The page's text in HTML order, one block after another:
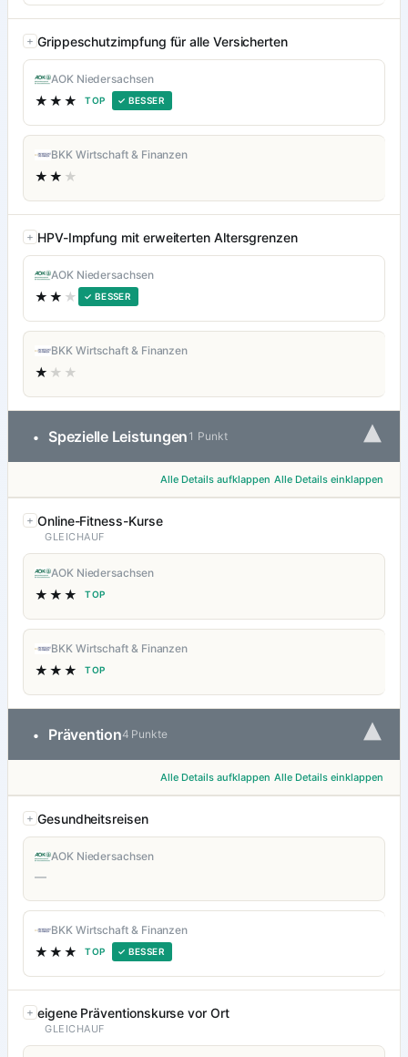
Grippeschutzimpfung für alle Versicherten
AOK Niedersachsen
★★★ TOP ✓ BESSER
BKK Wirtschaft & Finanzen
★★ ★
HPV-Impfung mit erweiterten Altersgrenzen
AOK Niedersachsen
★★ ★ ✓ BESSER
BKK Wirtschaft & Finanzen
★ ★★
• Spezielle Leistungen 1 Punkt ▾
Alle Details aufklappen Alle Details einklappen
Online-Fitness-Kurse
GLEICHAUF
AOK Niedersachsen
★★★ TOP
BKK Wirtschaft & Finanzen
★★★ TOP
• Prävention4 Punkte ▾
Alle Details aufklappen Alle Details einklappen
Gesundheitsreisen
AOK Niedersachsen
—
BKK Wirtschaft & Finanzen
★★★ TOP ✓ BESSER
eigene Präventionskurse vor Ort
GLEICHAUF